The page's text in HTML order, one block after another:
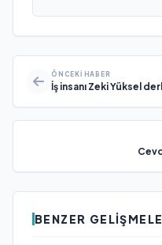
ÖNCEKI HABER
İş insanı Zeki Yüksel
BENZER